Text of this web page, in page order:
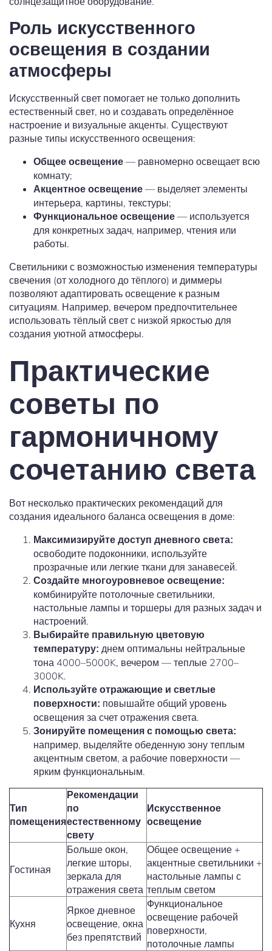
Роль искусственного
освещения в создании
атмосферы
Искусственный свет помогает не только дополнить
естественный свет, но и создавать определённое
настроение и визуальные акценты. Существуют
разные типы искусственного освещения:
Общее освещение — равномерно освещает всю
комнату;
Акцентное освещение — выделяет элементы
интерьера, картины, текстуры;
Функциональное освещение — используется
для конкретных задач, например, чтения или
работы.
Светильники с возможностью изменения температуры
свечения (от холодного до тёплого) и диммеры
позволяют адаптировать освещение к разным
ситуациям. Например, вечером предпочтительнее
использовать тёплый свет с низкой яркостью для
создания уютной атмосферы.
Практические
советы по
гармоничному
сочетанию света
Вот несколько практических рекомендаций для
создания идеального баланса освещения в доме:
Максимизируйте доступ дневного света:
освободите подоконники, используйте
прозрачные или легкие ткани для занавесей.
Создайте многоуровневое освещение:
комбинируйте потолочные светильники,
настольные лампы и торшеры для разных задач и
настроений.
Выбирайте правильную цветовую
температуру: днем оптимальны нейтральные
тона 4000–5000K, вечером — теплые 2700–
3000K.
Используйте отражающие и светлые
поверхности: повышайте общий уровень
освещения за счет отражения света.
Зонируйте помещения с помощью света:
например, выделяйте обеденную зону теплым
акцентным светом, а рабочие поверхности —
ярким функциональным.
Тип
помещения
Рекомендации
по
естественному
свету
Искусственное
освещение
Гостиная
Больше окон,
легкие шторы,
зеркала для
отражения света
Общее освещение +
акцентные светильники +
настольные лампы с
теплым светом
Кухня
Яркое дневное
освещение, окна
без препятствий
Функциональное
освещение рабочей
поверхности,
потолочные лампы